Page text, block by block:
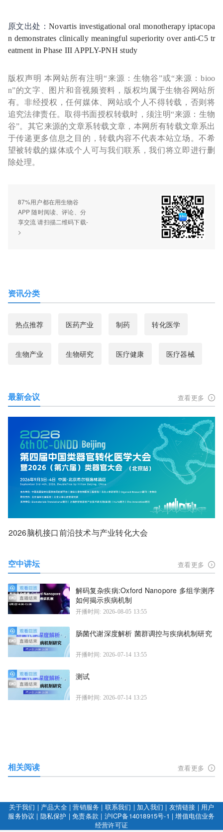
原文出处：Novartis investigational oral monotherapy iptacopa
n demonstrates clinically meaningful superiority over anti-C5 tr
eatment in Phase III APPLY-PNH study
版权声明 本网站所有注明“来源：生物谷”或“来源：bioo
n”的文字、图片和音视频资料，版权均属于生物谷网站所
有。非经授权，任何媒体、网站或个人不得转载，否则将
追究法律责任。取得书面授权转载时，须注明“来源：生物
谷”。其它来源的文章系转载文章，本网所有转载文章系出
于传递更多信息之目的，转载内容不代表本站立场。不希
望被转载的媒体或个人可与我们联系，我们将立即进行删
除处理。
87%用户都在用生物谷
APP 随时阅读、评论、分
享交流 请扫描二维码下载-
>
资讯分类
热点推荐 医药产业 制药 转化医学
生物产业 生物研究 医疗健康 医疗器械
最新会议 查看更多
2026脑机接口前沿技术与产业转化大会
空中讲坛 查看更多
解码复杂疾病:Oxford Nanopore 多组学测序
如何揭示疾病机制
开播时间: 2026-08-05 13:55
肠菌代谢深度解析 菌群调控与疾病机制研究
开播时间: 2026-07-14 13:55
测试
开播时间: 2026-07-14 13:25
相关阅读 查看更多
关于我们 | 产品大全|营销服务 | 联系我们 | 加入我们 | 友情链接 | 用户
服务协议 | 隐私保护 |免责条款 | 沪ICP备14018915号-1 |增值电信业务
经营许可证